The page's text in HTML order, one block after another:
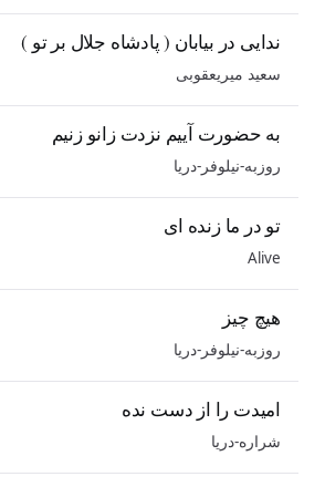
ندایی در بیابان ( پادشاه جلال بر تو )
سعید میریعقوبی
به حضورت آییم نزدت زانو زنیم
روزبه-نیلوفر-دریا
تو در ما زنده ای
Alive
هیچ چیز
روزبه-نیلوفر-دریا
امیدت را از دست نده
شراره-دریا